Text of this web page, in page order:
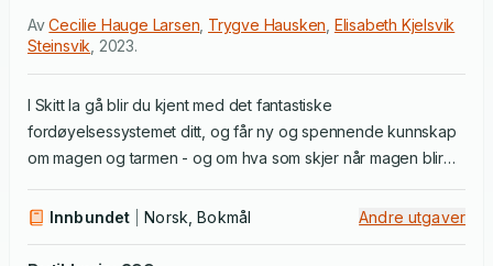
AvCecilie Hauge Larsen Trygve Hausken Elisabeth Kjelsvik
Steinsvik 2023.
I Skitt la gå blir du kjent med det fantastiske
fordøyelsessystemet ditt, og får ny og spennende kunnskap
om magen og tarmen - og om hva som skjer når magen blir
nyfødte til vi blir gamle, og om hva du kan gjøre for å ha en
Innbundet Norsk, Bokmål Andre utgaver